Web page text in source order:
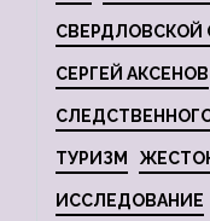
СВЕРДЛОВСКОЙ
СЕРГЕЙ АКСЕНОВ
ТУРИЗМ
ИССЛЕДОВАНИЕ